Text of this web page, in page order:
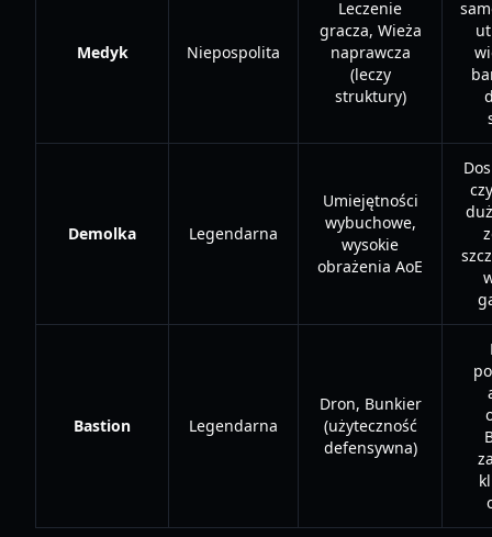
Medyk Niepospolita
Leczenie
gracza, Wieża
naprawcza
(leczy
struktury)
Demolka Legendarna
Umiejętności
wybuchowe,
wysokie
obrażenia AoE
Bastion Legendarna
Dron, Bunkier
(użyteczność
defensywna)